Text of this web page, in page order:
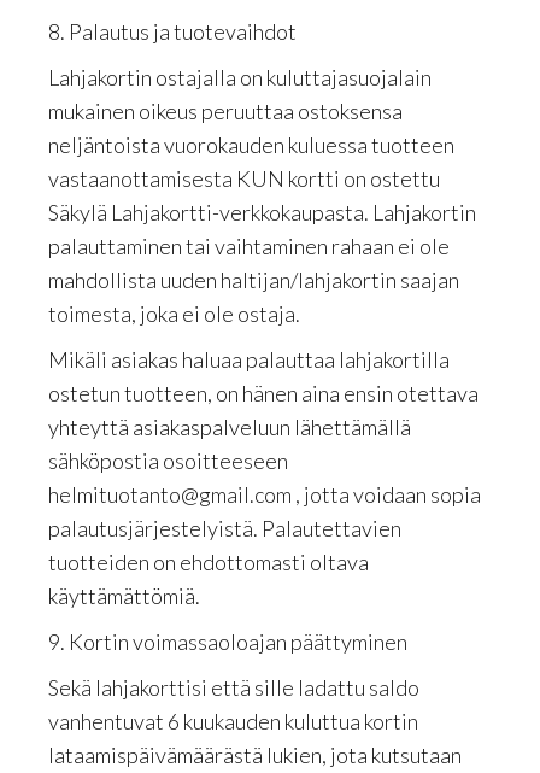
8. Palautus ja tuotevaihdot
Lahjakortin ostajalla on kuluttajasuojalain
mukainen oikeus peruuttaa ostoksensa
neljäntoista vuorokauden kuluessa tuotteen
vastaanottamisesta KUN kortti on ostettu
Säkylä Lahjakortti-verkkokaupasta. Lahjakortin
palauttaminen tai vaihtaminen rahaan ei ole
mahdollista uuden haltijan/lahjakortin saajan
toimesta, joka ei ole ostaja.
Mikäli asiakas haluaa palauttaa lahjakortilla
ostetun tuotteen, on hänen aina ensin otettava
yhteyttä asiakaspalveluun lähettämällä
sähköpostia osoitteeseen
helmituotanto@gmail.com , jotta voidaan sopia
palautusjärjestelyistä. Palautettavien
tuotteiden on ehdottomasti oltava
käyttämättömiä.
9. Kortin voimassaoloajan päättyminen
Sekä lahjakorttisi että sille ladattu saldo
vanhentuvat 6 kuukauden kuluttua kortin
lataamispäivämäärästä lukien, jota kutsutaan